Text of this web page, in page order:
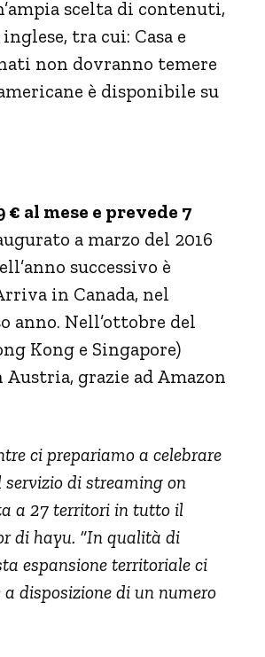
scelta di contenuti,
tra cui: Casa e
non dovranno temere
è disponibile su
€ al mese e prevede 7
a marzo del 2016
successivo è
in Canada, nel
anno. Nell’ottobre del
Kong e Singapore)
grazie ad Amazon
ci prepariamo a celebrare
di streaming on
a 27 territori in tutto il
di hayu. “In qualità di
espansione territoriale ci
disposizione di un numero